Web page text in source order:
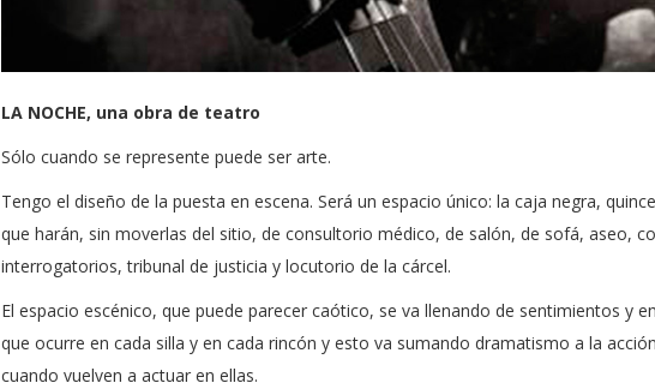
LA NOCHE, una obra de teatro
Sólo cuando se represente puede ser arte.
Tengo el diseño de la puesta en escena. Será un espacio único: la caja negra,
que harán, sin moverlas del sitio, de consultorio médico, de salón, de sofá, aseo,
interrogatorios, tribunal de justicia y locutorio de la cárcel.
El espacio escénico, que puede parecer caótico, se va llenando de sentimientos y
que ocurre en cada silla y en cada rincón y esto va sumando dramatismo a la
cuando vuelven a actuar en ellas.